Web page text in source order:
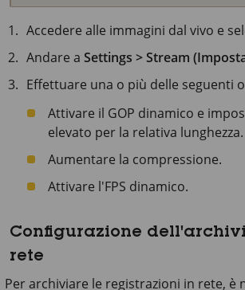
Accedere alle immagini dal vivo e
Andare aSettings > Stream
Effettuare una o più delle seguenti
Attivare il GOP dinamico e
elevato per la relativa lunghezza.
Aumentare la compressione.
Attivare l'FPS dinamico.
Configurazione
rete
Per archiviare le registrazioni in rete, è